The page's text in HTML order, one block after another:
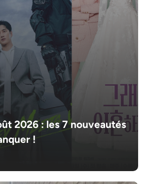
2026 : les 7 nouveautés
!